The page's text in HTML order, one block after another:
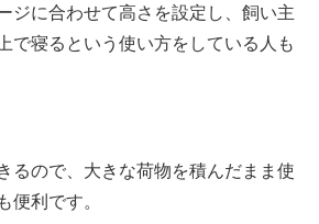
ジに合わせて高さを設定し、飼い主
で寝るという使い方をしている人も
るので、大きな荷物を積んだまま使
便利です。